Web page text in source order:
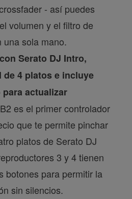
- así puedes
volumen y el filtro de
una sola mano.
Serato DJ Intro,
4 platos e incluye
actualizar
es el primer controlador
que te permite pinchar
platos de Serato DJ
3 y 4 tienen
botones para permitir la
sin silencios.